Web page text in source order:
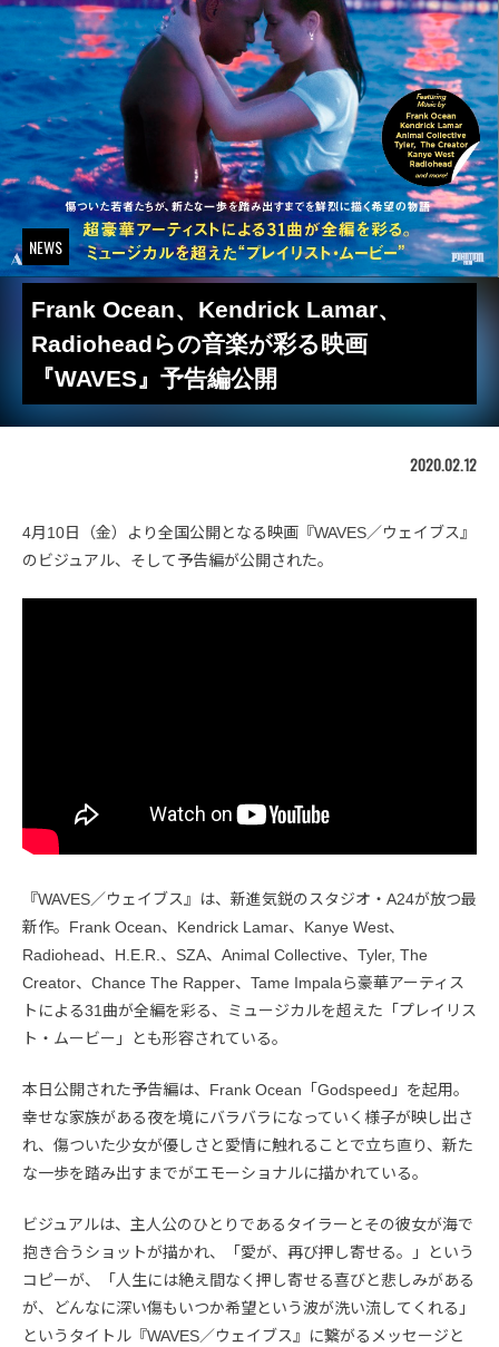
NEWS
Frank Ocean、Kendrick Lamar、
Radioheadらの音楽が彩る映画
『WAVES』予告編公開
2020.02.12
4月10日（金）より全国公開となる映画『WAVES／ウェイブス』
のビジュアル、そして予告編が公開された。
『WAVES／ウェイブス』は、新進気鋭のスタジオ・A24が放つ最
新作。Frank Ocean、Kendrick Lamar、Kanye West、
Radiohead、H.E.R.、SZA、Animal Collective、Tyler, The
Creator、Chance The Rapper、Tame Impalaら豪華アーティス
トによる31曲が全編を彩る、ミュージカルを超えた「プレイリス
ト・ムービー」とも形容されている。
本日公開された予告編は、Frank Ocean「Godspeed」を起用。
幸せな家族がある夜を境にバラバラになっていく様子が映し出さ
れ、傷ついた少女が優しさと愛情に触れることで立ち直り、新た
な一歩を踏み出すまでがエモーショナルに描かれている。
ビジュアルは、主人公のひとりであるタイラーとその彼女が海で
抱き合うショットが描かれ、「愛が、再び押し寄せる。」という
コピーが、「人生には絶え間なく押し寄せる喜びと悲しみがある
が、どんなに深い傷もいつか希望という波が洗い流してくれる」
というタイトル『WAVES／ウェイブス』に繋がるメッセージと